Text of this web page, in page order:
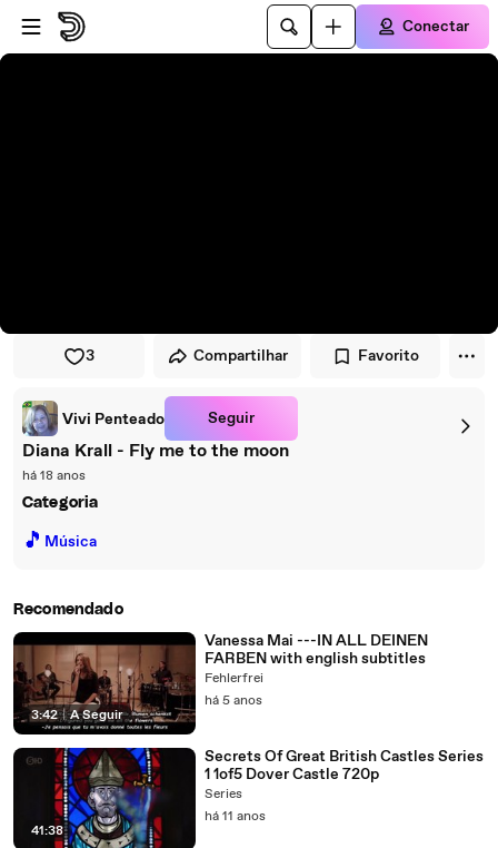
Pular para o player
Ir para o conteúdo principal
Conectar
3 Compartilhar Favorito
Vivi Penteado Seguir
Diana Krall - Fly me to the moon
há 18 anos
Categoria
🎵 Música
Recomendado
3:42 | A Seguir
Vanessa Mai ---IN ALL DEINEN
FARBEN with english subtitles
Fehlerfrei
há 5 anos
41:38
Secrets Of Great British Castles Series
1 1of5 Dover Castle 720p
Series
há 11 anos